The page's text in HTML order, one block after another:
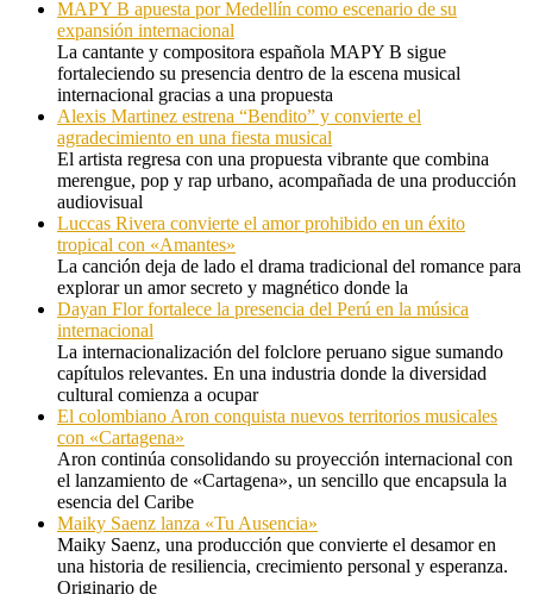
MAPY B apuesta por Medellín como escenario de su
expansión internacional
La cantante y compositora española MAPY B sigue
fortaleciendo su presencia dentro de la escena musical
internacional gracias a una propuesta
Alexis Martinez estrena “Bendito” y convierte el
agradecimiento en una fiesta musical
El artista regresa con una propuesta vibrante que combina
merengue, pop y rap urbano, acompañada de una producción
audiovisual
Luccas Rivera convierte el amor prohibido en un éxito
tropical con «Amantes»
La canción deja de lado el drama tradicional del romance para
explorar un amor secreto y magnético donde la
Dayan Flor fortalece la presencia del Perú en la música
internacional
La internacionalización del folclore peruano sigue sumando
capítulos relevantes. En una industria donde la diversidad
cultural comienza a ocupar
El colombiano Aron conquista nuevos territorios musicales
con «Cartagena»
Aron continúa consolidando su proyección internacional con
el lanzamiento de «Cartagena», un sencillo que encapsula la
esencia del Caribe
Maiky Saenz lanza «Tu Ausencia»
Maiky Saenz, una producción que convierte el desamor en
una historia de resiliencia, crecimiento personal y esperanza.
Originario de